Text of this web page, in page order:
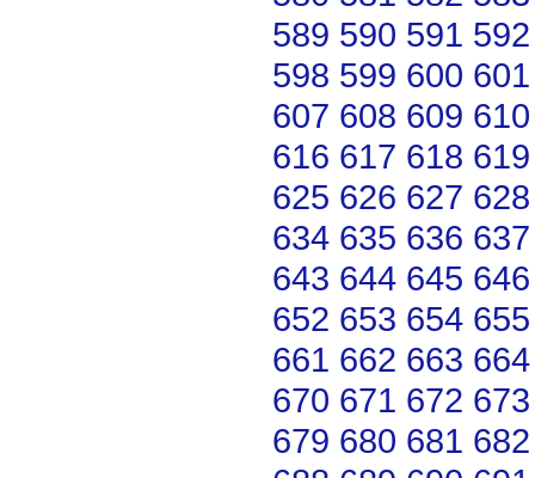
589 590 591 592
598 599 600 601
607 608 609 610
616 617 618 619
625 626 627 628
634 635 636 637
643 644 645 646
652 653 654 655
661 662 663 664
670 671 672 673
679 680 681 682